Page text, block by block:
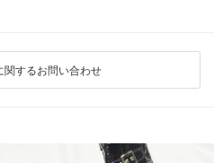
関するお問い合わせ